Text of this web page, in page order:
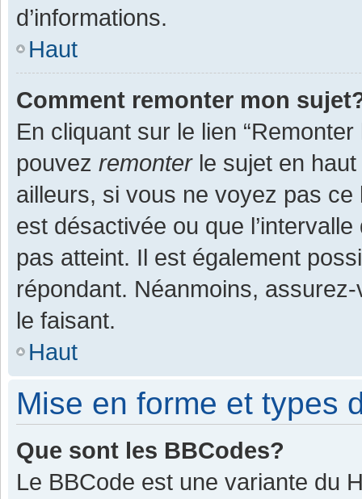
d’informations.
Haut
Comment remonter mon
En cliquant sur le lien
pouvez remonterle sujet en haut
ailleurs, si vous ne voyez pas
est désactivée ou que
pas atteint. Il est également
répondant. Néanmoins,
le faisant.
Haut
Mise en forme et types
Que sont les BBCodes?
Le BBCode est une variante du